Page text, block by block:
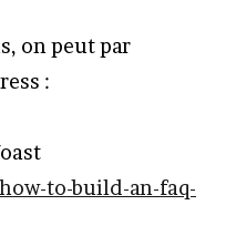
on peut par
:
to-build-an-faq-